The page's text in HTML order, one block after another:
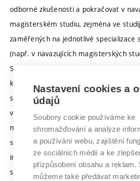
odborné zkušenosti a pokračovat v
magisterském studiu, zejména ve
zaměřených na jednotlivé specializace
(např. v navazujících magisterských
Stavební inženýrství – pozemní stavby,
konstrukce a dopravní stavby, Stavební
stavební materiály a technologie,
vodní hospodářství a vodní stavby,
management stavebnictví, Stavební
staveb, Environmentálně vyspělé
inženýrství, které se budou
studia 2 roky).
Nastavení cookies a
údajů
Soubory cookie používáme ke
shromažďování a analýze
a používání webu, zajištění
ze sociálních médií a ke
přizpůsobení obsahu a reklam.
můžeme také předávat